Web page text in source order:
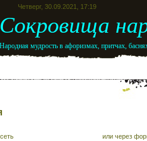
Четверг, 30.09.2021, 17:19
Сокровища
Народная мудрость в афоризмах, притчах,
или через